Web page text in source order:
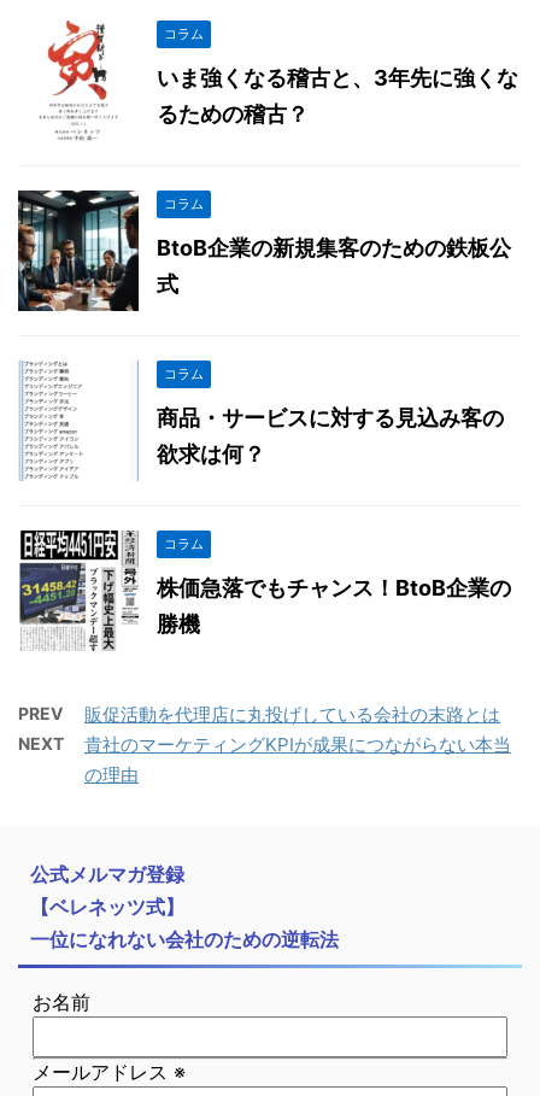
コラム
いま強くなる稽古と、3年先に強くな
るための稽古？
コラム
BtoB企業の新規集客のための鉄板公
式
コラム
商品・サービスに対する見込み客の
欲求は何？
コラム
株価急落でもチャンス！BtoB企業の
勝機
PREV 販促活動を代理店に丸投げしている会社の末路とは
NEXT
貴社のマーケティングKPIが成果につながらない本当
の理由
公式メルマガ登録
【ベレネッツ式】
一位になれない会社のための逆転法
お名前
メールアドレス ※